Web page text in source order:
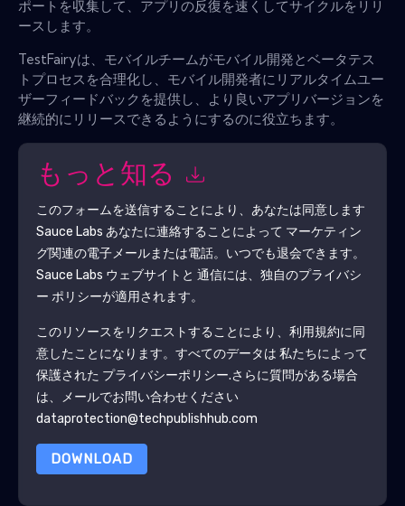
ポートを収集して、アプリの反復を速くしてサイクルをリリ
ースします。
TestFairyは、モバイルチームがモバイル開発とベータテス
トプロセスを合理化し、モバイル開発者にリアルタイムユー
ザーフィードバックを提供し、より良いアプリバージョンを
継続的にリリースできるようにするのに役立ちます。
もっと知る
このフォームを送信することにより、あなたは同意します
Sauce Labs あなたに連絡することによって マーケティン
グ関連の電子メールまたは電話。いつでも退会できます。
Sauce Labs ウェブサイトと 通信には、独自のプライバシ
ー ポリシーが適用されます。
このリソースをリクエストすることにより、利用規約に同
意したことになります。すべてのデータは 私たちによって
保護された プライバシーポリシー.さらに質問がある場合
は、メールでお問い合わせください
dataprotection@techpublishhub.com
DOWNLOAD